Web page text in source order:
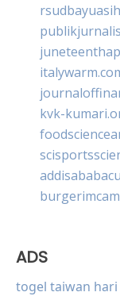
kvk-
ADS
togel taiwan hari